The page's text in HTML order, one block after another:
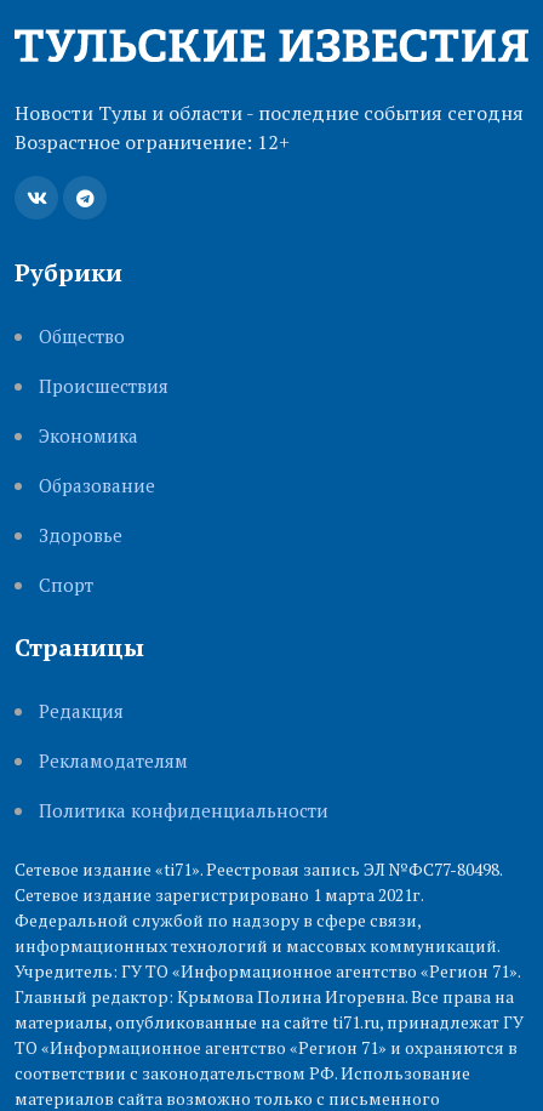
Новости Тулы и области - последние события сегодня
Возрастное ограничение: 12+
Рубрики
Общество
Происшествия
Экономика
Образование
Здоровье
Cпорт
Страницы
Редакция
Рекламодателям
Политика конфиденциальности
Сетевое издание «ti71». Реестровая запись ЭЛ №ФС77-80498.
Сетевое издание зарегистрировано 1 марта 2021г.
Федеральной службой по надзору в сфере связи,
информационных технологий и массовых коммуникаций.
Учредитель: ГУ ТО «Информационное агентство «Регион 71».
Главный редактор: Крымова Полина Игоревна. Все права на
материалы, опубликованные на сайте ti71.ru, принадлежат ГУ
ТО «Информационное агентство «Регион 71» и охраняются в
соответствии с законодательством РФ. Использование
материалов сайта возможно только с письменного